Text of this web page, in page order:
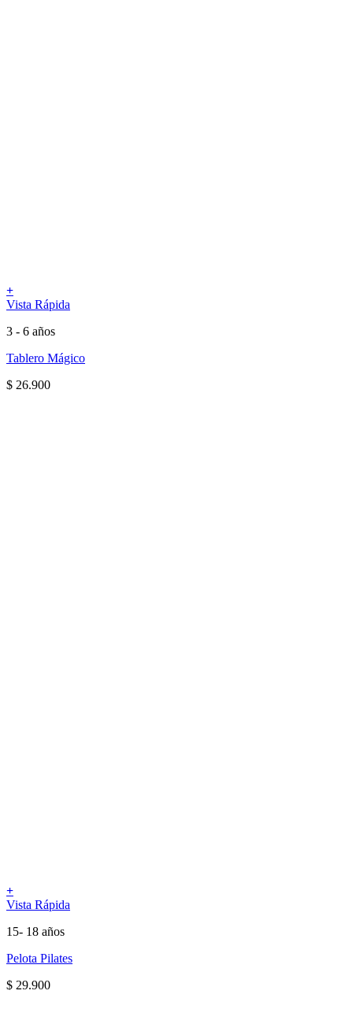
+
Vista Rápida
3 - 6 años
Tablero Mágico
$ 26.900
+
Vista Rápida
15- 18 años
Pelota Pilates
$ 29.900